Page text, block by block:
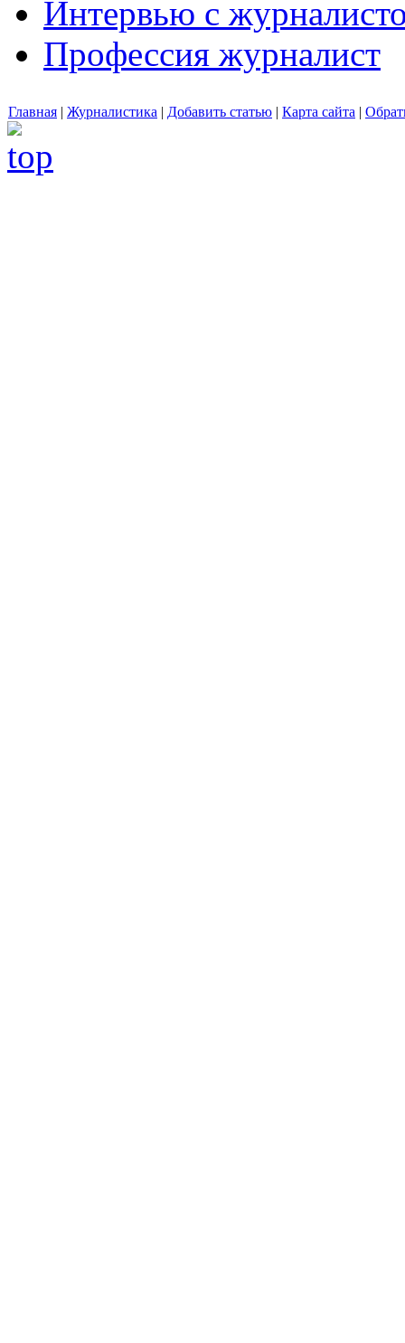
Интервью с
Профессия журналист
Главная | Журналистика | Добавить статью | Карта сайта |